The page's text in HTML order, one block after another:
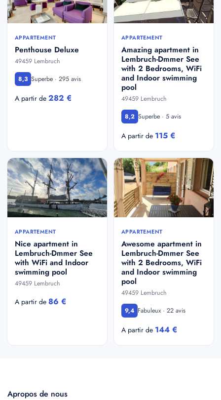
APPARTEMENT
Penthouse Deluxe
49459 Lembruch
8,3 Superbe · 295 avis
A partir de 282 €
APPARTEMENT
Amazing apartment in
Lembruch-Dmmer See
with 2 Bedrooms, WiFi
and Indoor swimming
pool
49459 Lembruch
8,2 Superbe · 5 avis
A partir de 115 €
APPARTEMENT
Nice apartment in
Lembruch-Dmmer See
with WiFi and Indoor
swimming pool
49459 Lembruch
A partir de 86 €
APPARTEMENT
Awesome apartment in
Lembruch-Dmmer See
with 2 Bedrooms, WiFi
and Indoor swimming
pool
49459 Lembruch
9,4 Fabuleux · 22 avis
A partir de 144 €
Apropos de nous